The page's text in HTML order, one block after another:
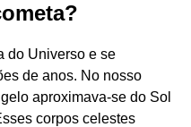
do Universo e se
de anos. No nosso
aproximava-se do Sol
corpos celestes